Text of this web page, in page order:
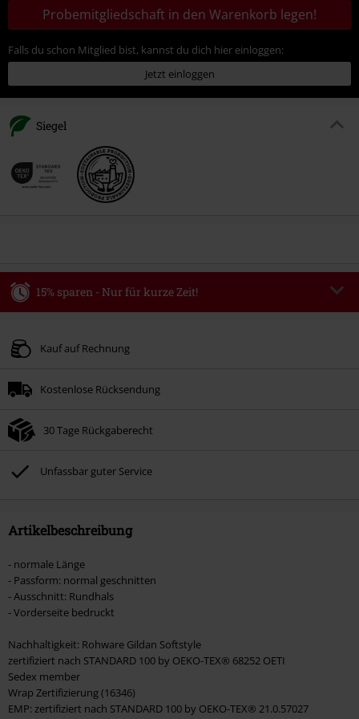
Probemitgliedschaft in den Warenkorb legen!
Falls du schon Mitglied bist, kannst du dich hier einloggen:
Jetzt einloggen
Siegel
15% sparen - Nur für kurze Zeit!
Gültig bis zum 09.08.2026
Nach Codeeingabe wird dir der Rabatt automatisch am Ende der Bestellung
Nicht mit anderen Aktionscodes kombinierbar. Von der Reduzierung
Böhse Onkelz, Broilers, Die Ärzte, Die Toten Hosen, Metality, Gutscheine &
Artikel, die einen Spendenbeitrag beinhalten.
Kauf auf Rechnung
Kostenlose Rücksendung
30 Tage Rückgaberecht
Unfassbar guter Service
Artikelbeschreibung
- normale Länge
- Passform: normal geschnitten
- Ausschnitt: Rundhals
- Vorderseite bedruckt
Nachhaltigkeit: Rohware Gildan Softstyle
zertifiziert nach STANDARD 100 by OEKO-TEX® 68252 OETI
Sedex member
Wrap Zertifizierung (16346)
EMP: zertifiziert nach STANDARD 100 by OEKO-TEX® 21.0.57027